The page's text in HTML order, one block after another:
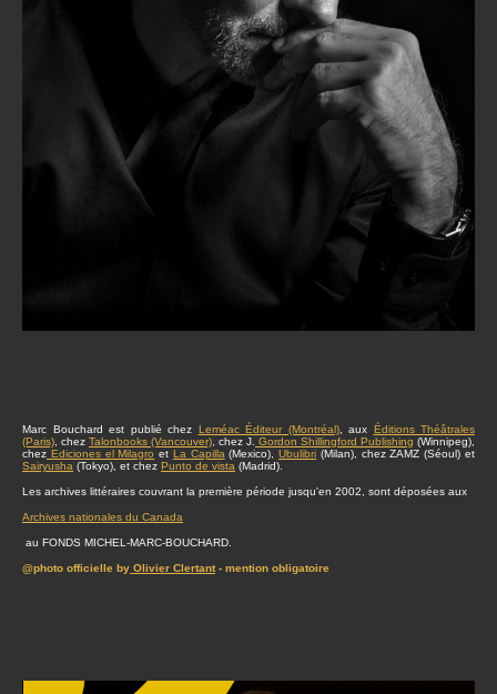
Marc Bouchard est publié chez Leméac Éditeur (Montréal), aux Éditions Théâtrales
(Paris) , chez Talonbooks (Vancouver) , chez J. Gordon Shillingford Publishing (Winnipeg),
chez Ediciones el Milagro et La Capilla (Mexico),Ubulibri (Milan), chez ZAMZ (Séoul) et
Sairyusha (Tokyo), et chez Punto de vista (Madrid).
Les archives littéraires couvrant la première période jusqu'en 2002, sont déposées aux
Archives nationales du Canada
au FONDS MICHEL-MARC-BOUCHARD.
@photo officielle by Olivier Clertant- mention obligatoire